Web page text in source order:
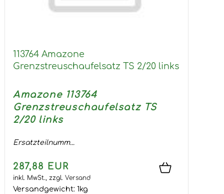
113764 Amazone
Grenzstreuschaufelsatz TS 2/20 links
Amazone 113764
Grenzstreuschaufelsatz TS
2/20 links
Ersatzteilnumm...
287,88 EUR
inkl. MwSt., zzgl. Versand
Versandgewicht: 1kg